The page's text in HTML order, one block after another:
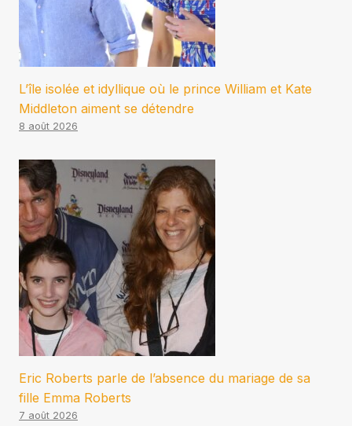
L’île isolée et idyllique où le prince William et Kate
Middleton aiment se détendre
8 août 2026
Eric Roberts parle de l’absence du mariage de sa
fille Emma Roberts
7 août 2026